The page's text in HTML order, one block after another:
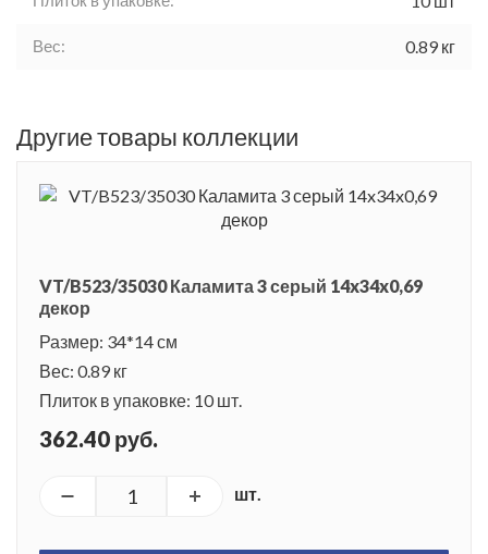
Вес: 0.89 кг
Другие товары коллекции
VT/B523/35030 Каламита 3 серый 14x34x0,69
декор
Размер: 34*14 см
Вес: 0.89 кг
Плиток в упаковке: 10 шт.
362.40 руб.
шт.